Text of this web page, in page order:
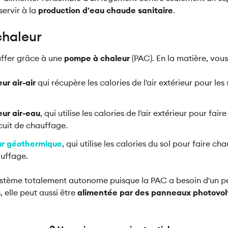
à la production d'eau chaude sanitaire.
grâce à une pompe à chaleur (PAC). En la matière,
air-airqui récupère les calories de l'air extérieur pour
air-eau, qui utilise les calories de l'air extérieur pour
de chauffage.
géothermique, qui utilise les calories du sol pour faire
totalement autonome puisque la PAC a besoin d'un
elle peut aussi être alimentée par des panneaux